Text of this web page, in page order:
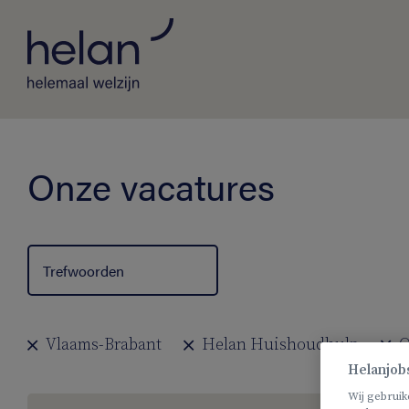
Onze vacatures
Vlaams-Brabant Helan Huishoudhulp
Wij